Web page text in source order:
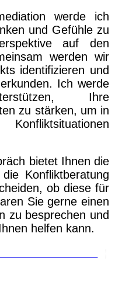
werde ich
und Gefühle zu
auf den
werden wir
identifizieren und
Ich werde
Ihre
zu stärken, um in
bietet Ihnen die
Konfliktberatung
ob diese für
Sie gerne einen
zu besprechen und
helfen kann.
VEREINBAREN